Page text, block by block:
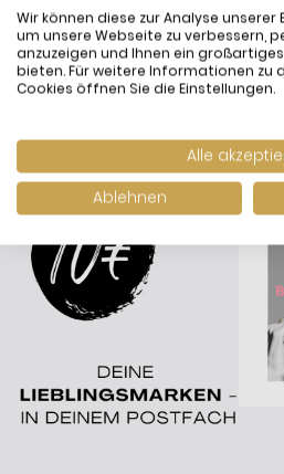
Wir können diese zur Analyse
um unsere Webseite zu verbessern,
anzuzeigen und Ihnen ein
bieten. Für weitere Informationen zu
Cookies öffnen Sie die Einstellungen.
Alle
Ablehnen